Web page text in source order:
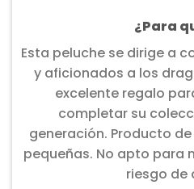
¿Para
Esta peluche se dirige a
y aficionados a los
excelente regalo
completar su
generación. Producto
pequeñas. No apto para
riesgo de